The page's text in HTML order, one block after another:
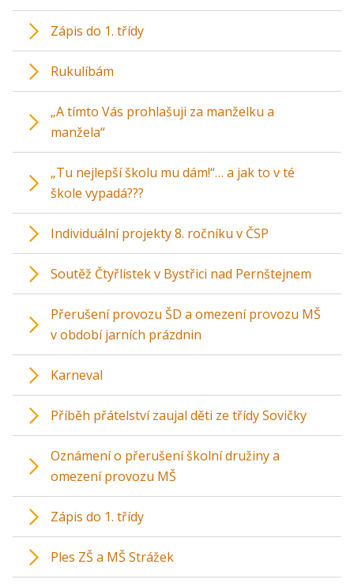
Zápis do 1. třídy
Rukulíbám
„A tímto Vás prohlašuji za manželku a
manžela“
„Tu nejlepší školu mu dám!“… a jak to v té
škole vypadá???
Individuální projekty 8. ročníku v ČSP
Soutěž Čtyřlístek v Bystřici nad Pernštejnem
Přerušení provozu ŠD a omezení provozu MŠ
v období jarních prázdnin
Karneval
Příběh přátelství zaujal děti ze třídy Sovičky
Oznámení o přerušení školní družiny a
omezení provozu MŠ
Zápis do 1. třídy
Ples ZŠ a MŠ Strážek